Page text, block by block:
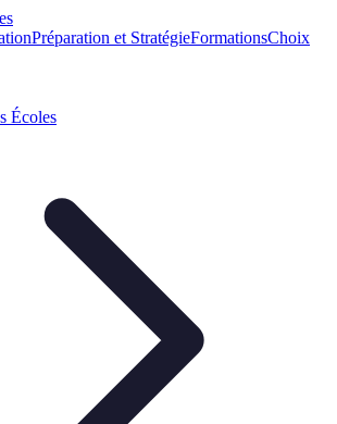
Préparation et StratégieFormationsChoix
Écoles